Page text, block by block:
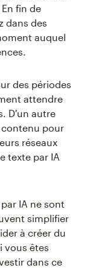
fin de
dans des
auquel
des périodes
attendre
D'un autre
pour
réseaux
texte par IA
IA ne sont
simplifier
à créer du
vous êtes
dans ce